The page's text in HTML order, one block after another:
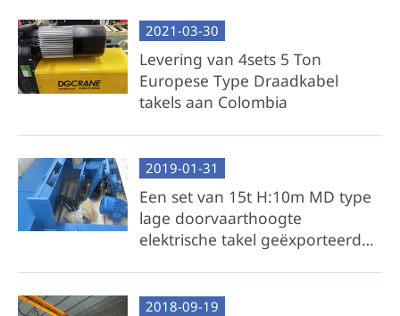
2021-03-30
Levering van 4sets 5 Ton
Europese Type Draadkabel
takels aan Colombia
2019-01-31
Een set van 15t H:10m MD type
lage doorvaarthoogte
elektrische takel geëxporteerd
2018-09-19